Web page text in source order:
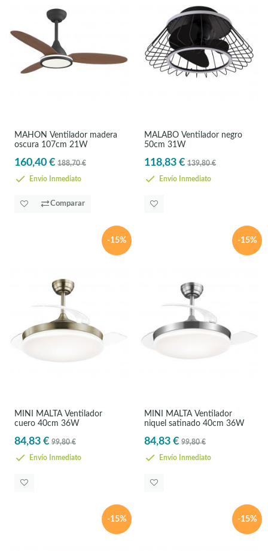
MAHON Ventilador madera
oscura 107cm 21W
160,40 € 188,70 €
Envío Inmediato
Comparar
MALABO Ventilador negro
50cm 31W
118,83 € 139,80 €
Envío Inmediato
-15%
MINI MALTA Ventilador
cuero 40cm 36W
84,83 € 99,80 €
Envío Inmediato
-15%
MINI MALTA Ventilador
niquel satinado 40cm 36W
84,83 € 99,80 €
Envío Inmediato
-15% -15%